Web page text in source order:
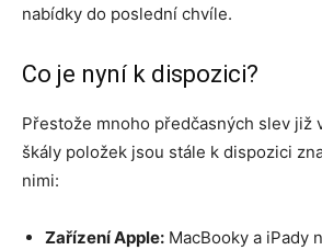
nabídky do poslední chvíle.
Co je nyní k dispozici?
Přestože mnoho předčasných slev již
škály položek jsou stále k dispozici
nimi:
Zařízení Apple: MacBooky a iPady